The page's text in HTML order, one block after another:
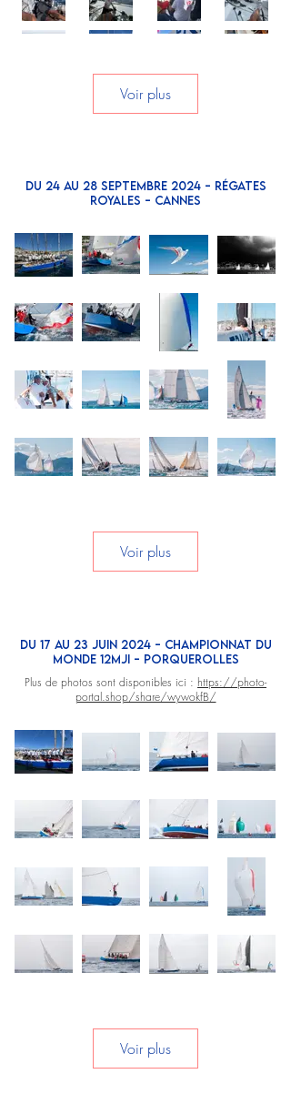
Voir plus
Du 24 au 28 SEPTEMBRE 2024 - Régates
Royales - CANNES
Voir plus
Du 17 au 23 JUIN 2024 - CHAMPIONNAT DU
MONDE 12MJI - Porquerolles
Plus de photos sont disponibles ici : https://photo-
portal.shop/share/wywokfB/
Voir plus